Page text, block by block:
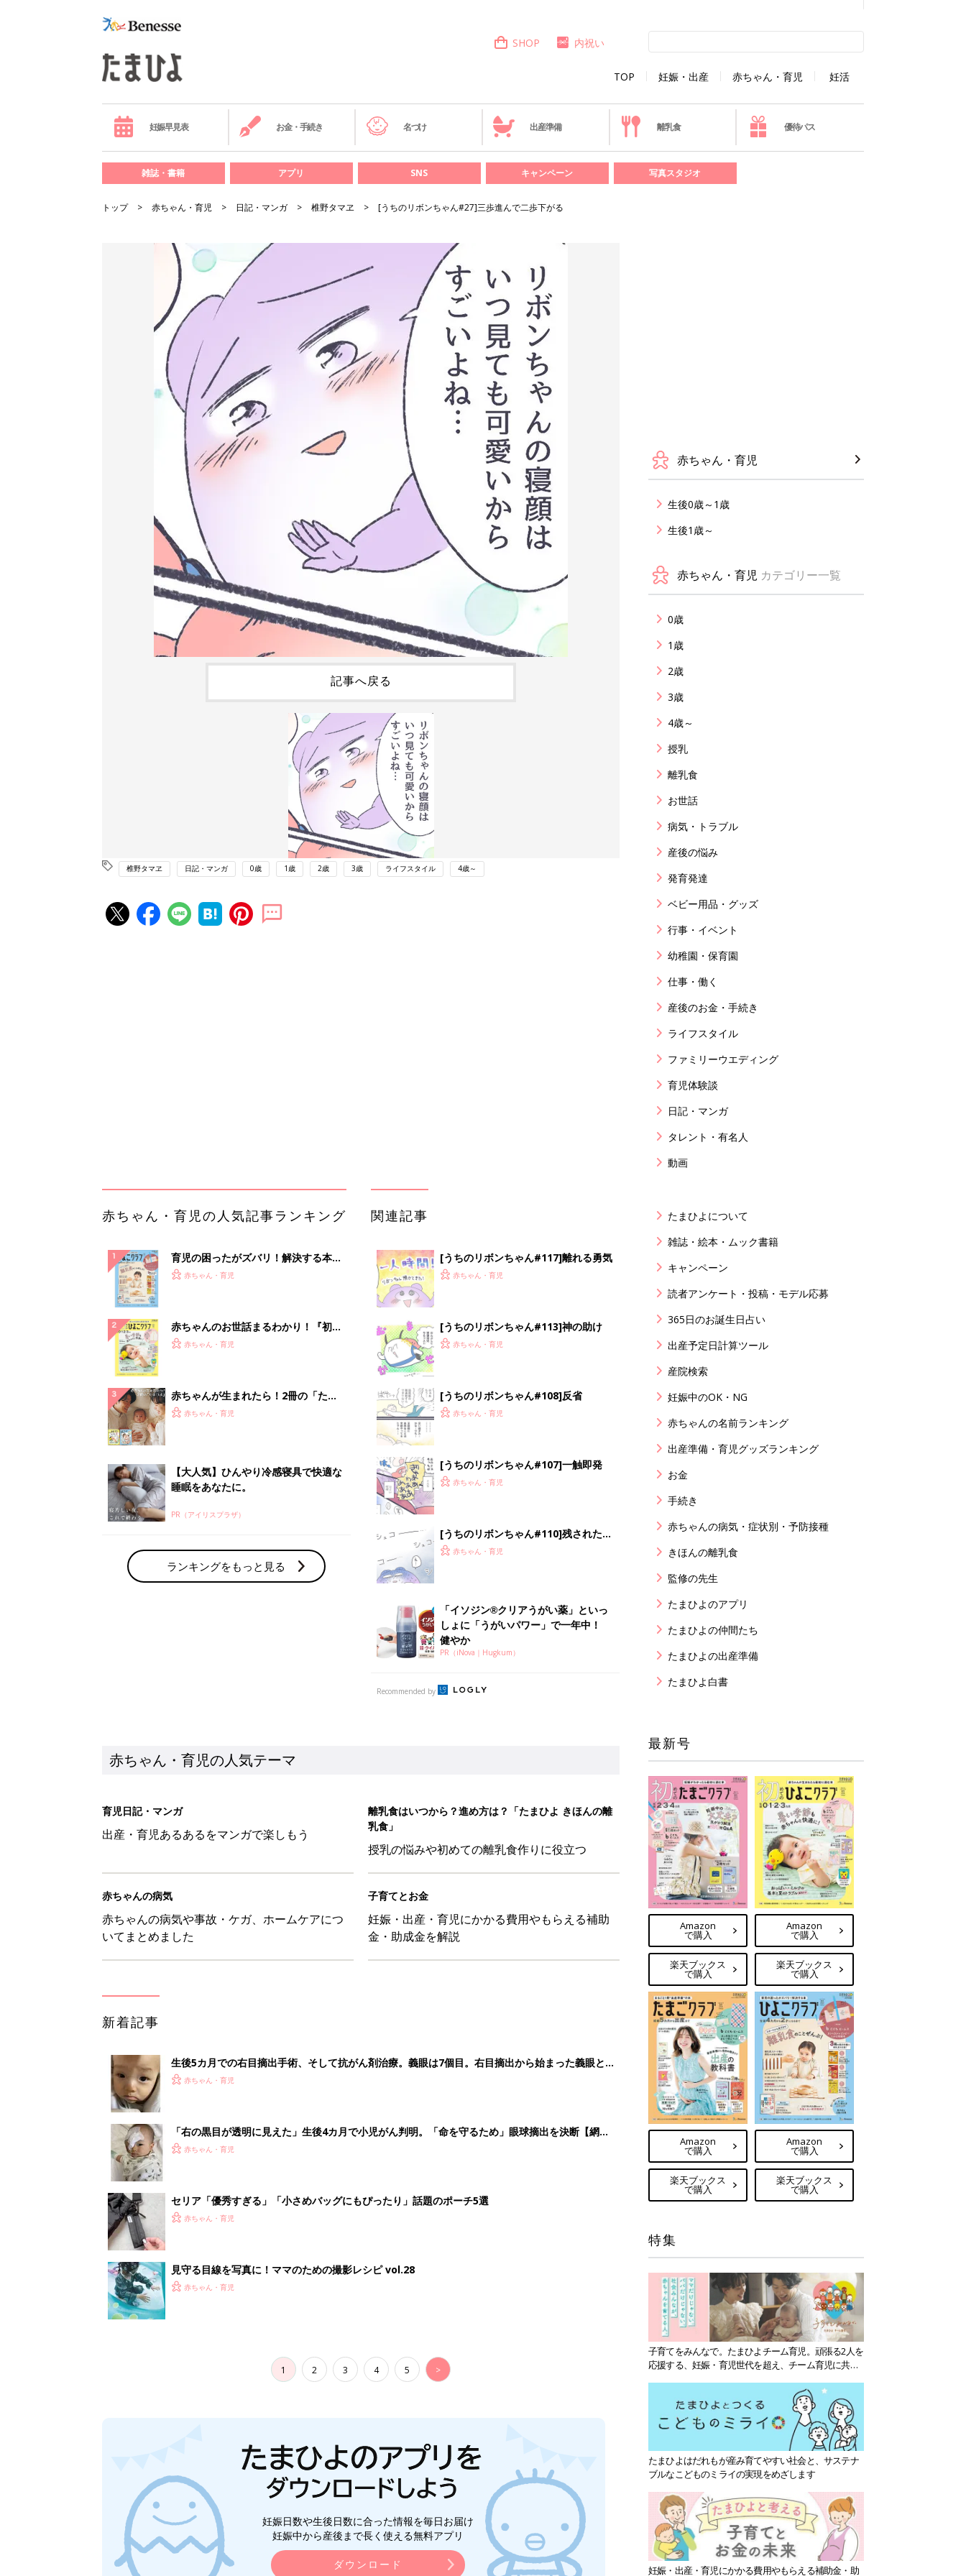
TOP 妊娠・出産 赤ちゃん・育児 妊活
SHOP 内祝い
妊娠早見表 お金・手続き 名づけ 出産準備 離乳食 優待パス
雑誌・書籍 アプリ SNS キャンペーン 写真スタジオ
トップ 赤ちゃん・育児 日記・マンガ 椎野タマヱ [うちのリボンちゃん#27]三歩進んで二歩下がる
記事へ戻る
椎野タマヱ 日記・マンガ 0歳 1歳 2歳 3歳 ライフスタイル 4歳～
睡眠をあなたに。
PR（アイリスプラザ）
ランキングをもっと見る
しょに「うがいパワー」で一年中！
健やか
PR（iNova｜Hugkum）
赤ちゃん・育児の人気テーマ
育児日記・マンガ
離乳食はいつから？進め方は？「たまひよ きほんの離
授乳の悩みや初めての離乳食作りに役立つ
子育てとお金
妊娠・出産・育児にかかる費用やもらえる補助
金・助成金を解説
生後5カ月での右目摘出手術、そして抗がん剤治療。義眼は7個目。右目摘出から始まった義眼と
の生活【網膜芽細胞腫】
赤ちゃん・育児
「右の黒目が透明に見えた」生後4カ月で小児がん判明。「命を守るため」眼球摘出を決断【網膜
赤ちゃん・育児
セリア「優秀すぎる」「小さめバッグにもぴったり」話題のポーチ5選
1 2 3 4 5 >
赤ちゃん・育児
生後0歳～1歳
生後1歳～
赤ちゃん・育児 カテゴリー一覧
0歳
1歳
2歳
3歳
4歳～
授乳
離乳食
お世話
病気・トラブル
産後の悩み
発育発達
ベビー用品・グッズ
行事・イベント
幼稚園・保育園
仕事・働く
産後のお金・手続き
ライフスタイル
ファミリーウエディング
育児体験談
日記・マンガ
タレント・有名人
動画
たまひよについて
雑誌・絵本・ムック書籍
キャンペーン
読者アンケート・投稿・モデル応募
365日のお誕生日占い
出産予定日計算ツール
産院検索
妊娠中のOK・NG
赤ちゃんの名前ランキング
出産準備・育児グッズランキング
お金
手続き
赤ちゃんの病気・症状別・予防接種
きほんの離乳食
監修の先生
たまひよのアプリ
たまひよの仲間たち
たまひよの出産準備
たまひよ白書
最新号
Amazon
で購入
楽天ブックス
で購入
Amazon
で購入
楽天ブックス
で購入
Amazon
で購入
楽天ブックス
で購入
Amazon
で購入
楽天ブックス
で購入
特集
子育てをみんなで。たまひよチーム育児。頑張る2人を
応援する、妊娠・育児世代を超え、チーム育児に共感
たまひよはだれもが産み育てやすい社会と、サステナ
ブルなこどものミライの実現をめざします
妊娠・出産・育児にかかる費用やもらえる補助金・助